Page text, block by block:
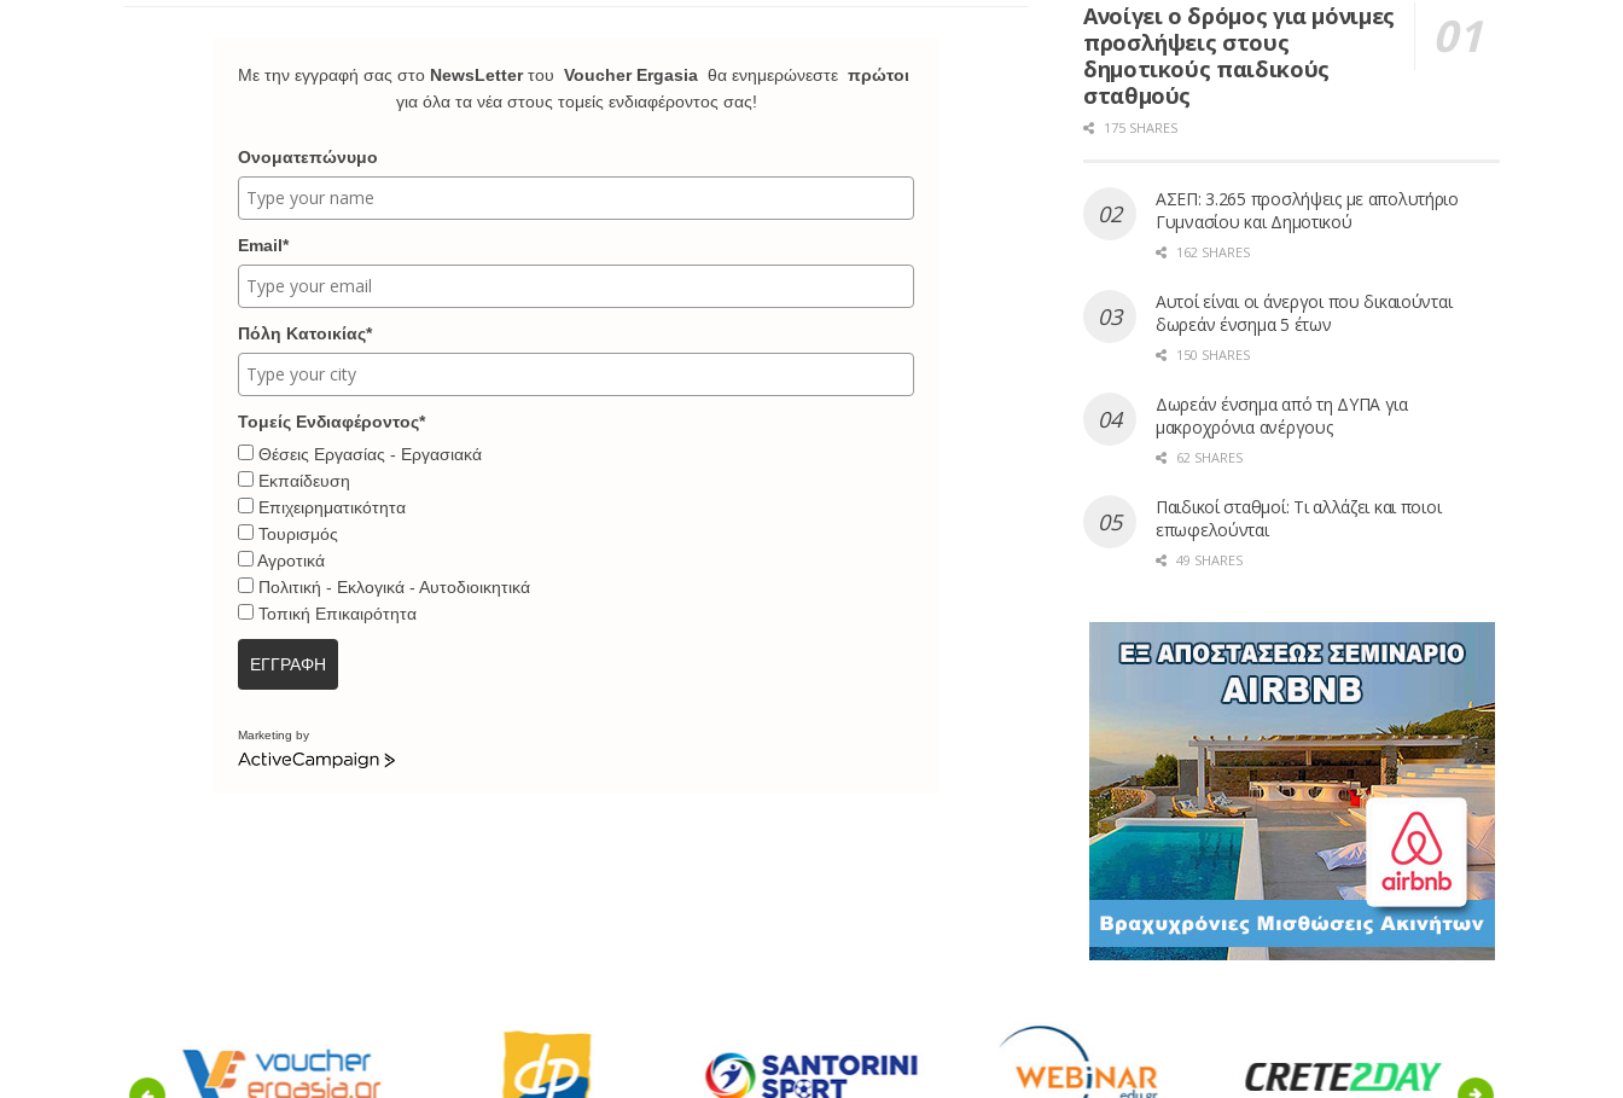
Με την εγγραφή σας στο NewsLetterτου Voucher Ergasia θα ενημερώνεστε πρώτοι
για όλα τα νέα στους τομείς ενδιαφέροντος σας!
Ονοματεπώνυμο
Email*
Πόλη Κατοικίας*
Τομείς Ενδιαφέροντος*
Θέσεις Εργασίας - Εργασιακά
Εκπαίδευση
Επιχειρηματικότητα
Τουρισμός
Αγροτικά
Πολιτική - Εκλογικά - Αυτοδιοικητικά
Τοπική Επικαιρότητα
ΕΓΓΡΑΦΗ
Marketing by
Ανοίγει ο δρόμος για μόνιμες
προσλήψεις στους
δημοτικούς παιδικούς
σταθμούς
175 SHARES
ΑΣΕΠ: 3.265 προσλήψεις με απολυτήριο
Γυμνασίου και Δημοτικού
162 SHARES
Αυτοί είναι οι άνεργοι που δικαιούνται
δωρεάν ένσημα 5 έτων
150 SHARES
Δωρεάν ένσημα από τη ΔΥΠΑ για
μακροχρόνια ανέργους
62 SHARES
Παιδικοί σταθμοί: Τι αλλάζει και ποιοι
επωφελούνται
49 SHARES